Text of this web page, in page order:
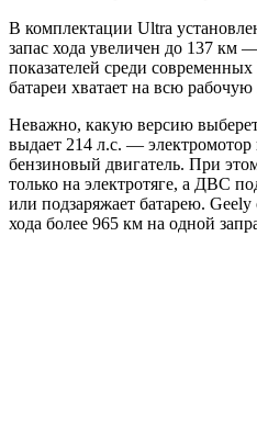
В комплектации Ultra
запас хода увеличен до 137 км
показателей среди
батареи хватает на всю
Неважно, какую версию
выдает 214 л.с. —
бензиновый двигатель. При
только на электротяге, а ДВС
или подзаряжает батарею.
хода более 965 км на одной